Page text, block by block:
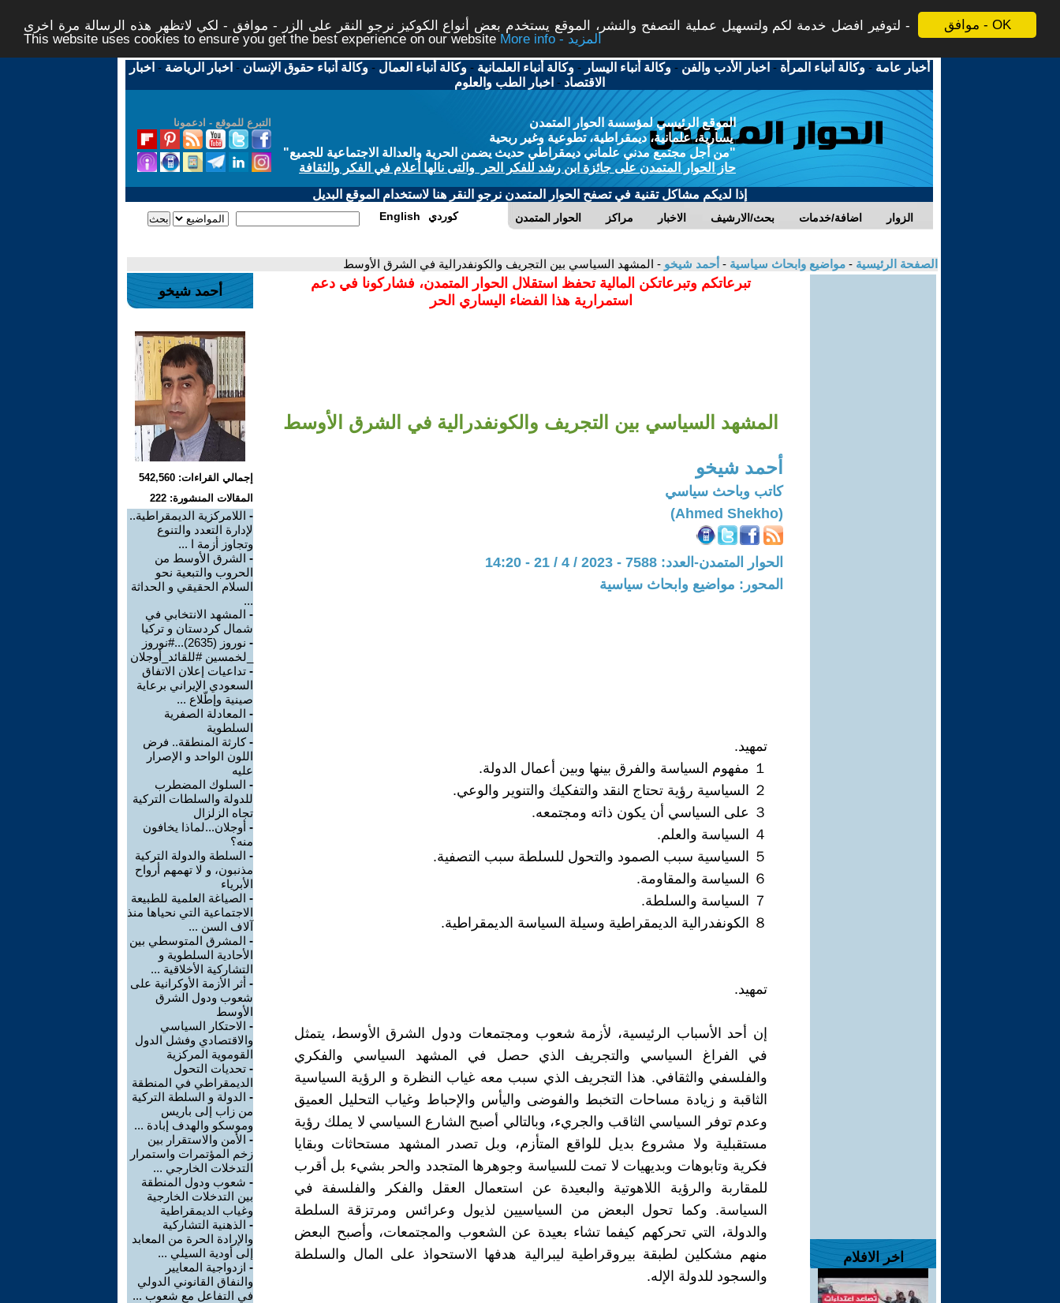
موافق - OK
لتوفير افضل خدمة لكم ولتسهيل عملية التصفح والنشر، الموقع يستخدم بعض أنواع الكوكيز نرجو النقر على الزر - موافق - لكي لاتظهر هذه الرسالة مرة اخرى -
This website uses cookies to ensure you get the best experience on our website
More info - المزيد
أخبار عامة -وكالة أنباء المرأة - اخبار الأدب والفن -وكالة أنباء اليسار -وكالة أنباء العلمانية -وكالة أنباء العمال -وكالة أنباء حقوق الإنسان - اخبار الرياضة - اخبار
الاقتصاد - اخبار الطب والعلوم
التبرع للموقع - ادعمونا
الموقع الرئيسي لمؤسسة الحوار المتمدن
يسارية، علمانية، ديمقراطية، تطوعية وغير ربحية
"من أجل مجتمع مدني علماني ديمقراطي حديث يضمن الحرية والعدالة الاجتماعية للجميع"
حاز الحوار المتمدن على جائزة ابن رشد للفكر الحر والتى نالها أعلام في الفكر والثقافة
إذا لديكم مشاكل تقنية في تصفح الحوار المتمدن نرجو النقر هنا لاستخدام الموقع البديل
الحوار المتمدن مراكز الاخبار بحث/الارشيف اضافة/خدمات الزوار English كوردي
الصفحة الرئيسية - مواضيع وابحاث سياسية - أحمد شيخو - المشهد السياسي بين التجريف والكونفدرالية في الشرق الأوسط
اخر الافلام
تبرعاتكم وتبرعاتكن المالية تحفظ استقلال الحوار المتمدن، فشاركونا في دعم
استمرارية هذا الفضاء اليساري الحر
المشهد السياسي بين التجريف والكونفدرالية في الشرق الأوسط
أحمد شيخو
كاتب وباحث سياسي
(Ahmed Shekho)
الحوار المتمدن-العدد: 7588 - 2023 / 4 / 21 - 14:20
المحور: مواضيع وابحاث سياسية
تمهيد.
１ مفهوم السياسة والفرق بينها وبين أعمال الدولة.
２ السياسية رؤية تحتاج النقد والتفكيك والتنوير والوعي.
３ على السياسي أن يكون ذاته ومجتمعه.
４ السياسة والعلم.
５ السياسية سبب الصمود والتحول للسلطة سبب التصفية.
６ السياسة والمقاومة.
７ السياسة والسلطة.
８ الكونفدرالية الديمقراطية وسيلة السياسة الديمقراطية.
تمهيد.
إن أحد الأسباب الرئيسية، لأزمة شعوب ومجتمعات ودول الشرق الأوسط، يتمثل
في الفراغ السياسي والتجريف الذي حصل في المشهد السياسي والفكري
والفلسفي والثقافي. هذا التجريف الذي سبب معه غياب النظرة و الرؤية السياسية
الثاقبة و زيادة مساحات التخبط والفوضى واليأس والإحباط وغياب التحليل العميق
وعدم توفر السياسي الثاقب والجريء، وبالتالي أصبح الشارع السياسي لا يملك رؤية
مستقبلية ولا مشروع بديل للواقع المتأزم، وبل تصدر المشهد مستحاثات وبقايا
فكرية وتابوهات وبديهيات لا تمت للسياسة وجوهرها المتجدد والحر بشيء بل أقرب
للمقاربة والرؤية اللاهوتية والبعيدة عن استعمال العقل والفكر والفلسفة في
السياسة. وكما تحول البعض من السياسيين لذيول وعرائس ومرتزقة السلطة
والدولة، التي تحركهم كيفما تشاء بعيدة عن الشعوب والمجتمعات، وأصبح البعض
منهم مشكلين لطبقة بيروقراطية ليبرالية هدفها الاستحواذ على المال والسلطة
والسجود للدولة الإله.
أحمد شيخو
إجمالي القراءات: 542,560
المقالات المنشورة: 222
- اللامركزية الديمقراطية..
لإدارة التعدد والتنوع
وتجاوز أزمة ا ...
- الشرق الأوسط من
الحروب والتبعية نحو
السلام الحقيقي و الحداثة
...
- المشهد الانتخابي في
شمال كردستان و تركيا
-
نوروز (2635)...#نوروز
_لخمسين #للقائد_أوجلان
- تداعيات إعلان الاتفاق
السعودي الإيراني برعاية
صينية وإطّلاع ...
- المعادلة الصفرية
السلطوية
-كارثة المنطقة.. فرض
اللون الواحد و الإصرار
عليه
- السلوك المضطرب
للدولة والسلطات التركية
تجاه الزلزال
- أوجلان...لماذا يخافون
منه؟
- السلطة والدولة التركية
مذنبون، و لا تهمهم أرواح
الأبرياء
- الصياغة العلمية للطبيعة
الاجتماعية التي نحياها منذ
آلاف السن ...
- المشرق المتوسطي بين
الأحادية السلطوية و
التشاركية الأخلاقية ...
- أثر الأزمة الأوكرانية على
شعوب ودول الشرق
الأوسط
- الاحتكار السياسي
والاقتصادي وفشل الدول
القوموية المركزية
- تحديات التحول
الديمقراطي في المنطقة
- الدولة و السلطة التركية
من زاب إلى باريس
وموسكو والهدف إبادة ...
- الأمن والاستقرار بين
زخم المؤتمرات واستمرار
التدخلات الخارجي ...
- شعوب ودول المنطقة
بين التدخلات الخارجية
وغياب الديمقراطية
- الذهنية التشاركية
والإرادة الحرة من المعابد
إلى أودية السيلي ...
- ازدواجية المعايير
والنفاق القانوني الدولي
في التفاعل مع شعوب ...